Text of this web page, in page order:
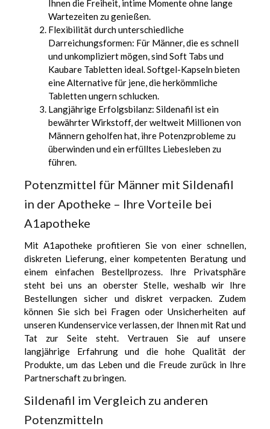
Ihnen die Freiheit, intime Momente ohne lange
Wartezeiten zu genießen.
Flexibilität durch unterschiedliche
Darreichungsformen: Für Männer, die es schnell
und unkompliziert mögen, sind Soft Tabs und
Kaubare Tabletten ideal. Softgel-Kapseln bieten
eine Alternative für jene, die herkömmliche
Tabletten ungern schlucken.
Langjährige Erfolgsbilanz: Sildenafil ist ein
bewährter Wirkstoff, der weltweit Millionen von
Männern geholfen hat, ihre Potenzprobleme zu
überwinden und ein erfülltes Liebesleben zu
führen.
Potenzmittel für Männer mit Sildenafil
in der Apotheke – Ihre Vorteile bei
A1apotheke
Mit A1apotheke profitieren Sie von einer schnellen,
diskreten Lieferung, einer kompetenten Beratung und
einem einfachen Bestellprozess. Ihre Privatsphäre
steht bei uns an oberster Stelle, weshalb wir Ihre
Bestellungen sicher und diskret verpacken. Zudem
können Sie sich bei Fragen oder Unsicherheiten auf
unseren Kundenservice verlassen, der Ihnen mit Rat und
Tat zur Seite steht. Vertrauen Sie auf unsere
langjährige Erfahrung und die hohe Qualität der
Produkte, um das Leben und die Freude zurück in Ihre
Partnerschaft zu bringen.
Sildenafil im Vergleich zu anderen
Potenzmitteln